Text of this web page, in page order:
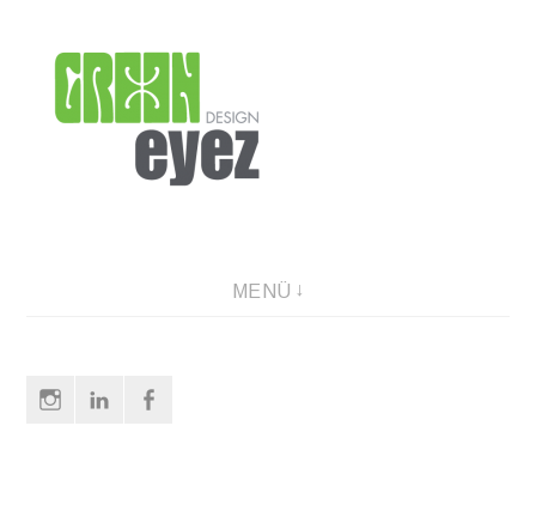
zum
Inhalt
graphic design & photography
MENÜ
InstagramLinkedIn